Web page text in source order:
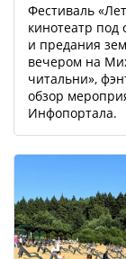
Фестиваль
кинотеатр под
и предания
вечером на
читальни»,
обзор
Инфопортала.